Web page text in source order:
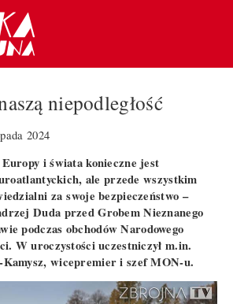
niepodległość
2024
i świata konieczne jest
ale przede wszystkim
za swoje bezpieczeństwo –
Duda przed Grobem Nieznanego
podczas obchodów Narodowego
W uroczystości uczestniczył m.in.
Kamysz, wicepremier i szef MON-u.